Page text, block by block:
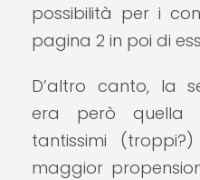
possibilità per i
pagina 2 in poi di
D’altro canto, la
era però quella
tantissimi
maggior